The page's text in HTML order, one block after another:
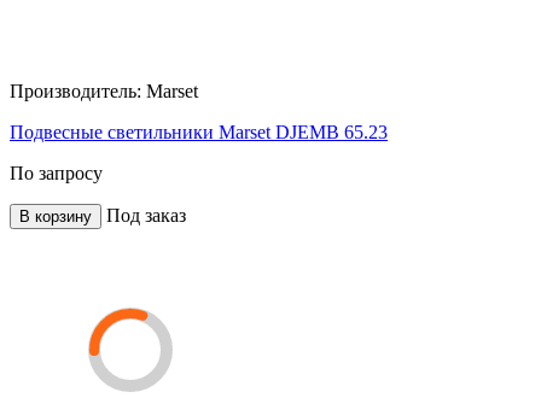
Производитель: Marset
Подвесные светильники Marset DJEMB 65.23
По запросу
В корзину Под заказ